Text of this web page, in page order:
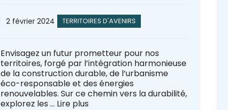
2 février 2024 TERRITOIRES D'AVENIRS
Envisagez un futur prometteur pour nos
territoires, forgé par l’intégration harmonieuse
de la construction durable, de l’urbanisme
éco-responsable et des énergies
renouvelables. Sur ce chemin vers la durabilité,
explorez les … Lire plus